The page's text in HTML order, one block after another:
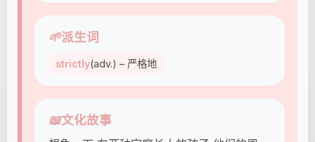
🌱派生词
strictly(adv.) – 严格地
📖文化故事